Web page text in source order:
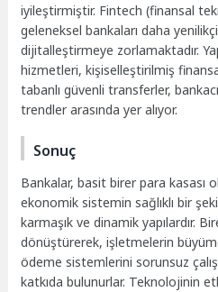
iyileştirmiştir. Fintech (finansal
geleneksel bankaları daha
dijitalleştirmeye zorlamaktadır.
hizmetleri, kişiselleştirilmiş
tabanlı güvenli transferler,
trendler arasında yer alıyor.
Sonuç
Bankalar, basit birer para kasası
ekonomik sistemin sağlıklı bir
karmaşık ve dinamik yapılardır.
dönüştürerek, işletmelerin
ödeme sistemlerini sorunsuz
katkıda bulunurlar. Teknolojinin